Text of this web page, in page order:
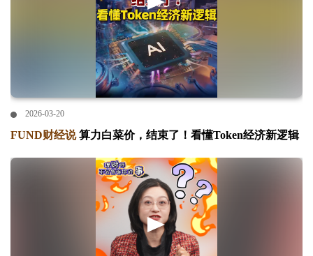
2026-03-20
FUND财经说算力白菜价，结束了！看懂Token经济新逻辑